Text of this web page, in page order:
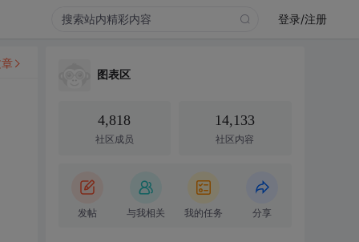
登录/注册
图表区
4,818
社区成员
14,133
社区内容
发帖 与我相关 我的任务 分享